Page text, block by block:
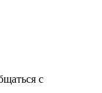
c